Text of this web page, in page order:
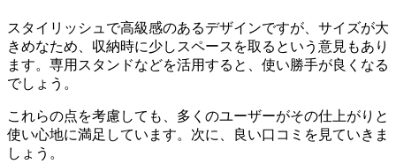
スタイリッシュで高級感のあるデザインですが、サイズが大
きめなため、収納時に少しスペースを取るという意見もあり
ます。専用スタンドなどを活用すると、使い勝手が良くなる
でしょう。
これらの点を考慮しても、多くのユーザーがその仕上がりと
使い心地に満足しています。次に、良い口コミを見ていきま
しょう。